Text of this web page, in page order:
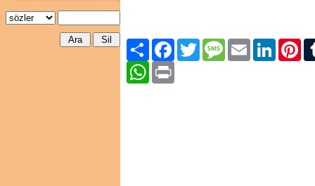
Paylaş FacebookTwitter Message Email LinkedIn
WhatsApp